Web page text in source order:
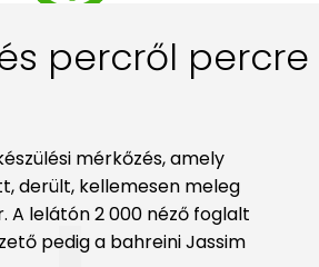
percről percre
mérkőzés, amely
derült, kellemesen meleg
A lelátón 2 000 néző foglalt
pedig a bahreini Jassim